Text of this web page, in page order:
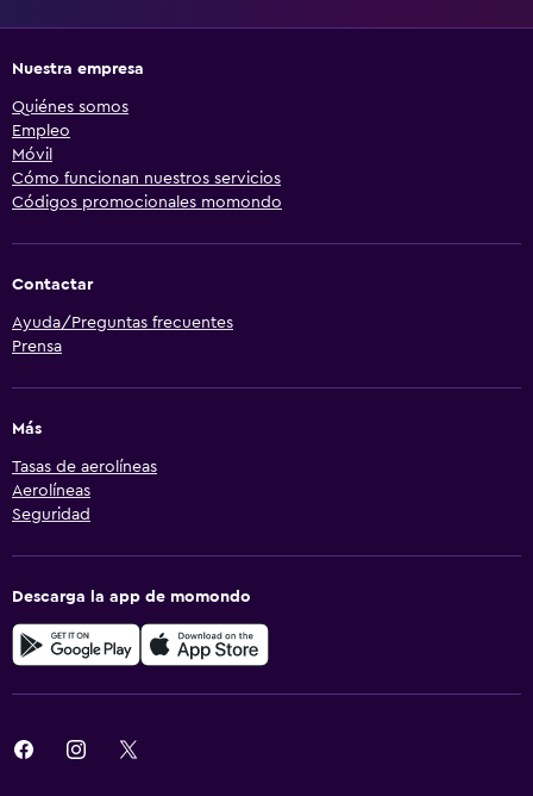
Nuestra empresa
Quiénes somos
Empleo
Móvil
Cómo funcionan nuestros servicios
Códigos promocionales momondo
Contactar
Ayuda/Preguntas frecuentes
Prensa
Más
Tasas de aerolíneas
Aerolíneas
Seguridad
Descarga la app de momondo